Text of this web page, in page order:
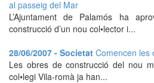
al passeig del Mar
L’Ajuntament de Palamós ha
construcció d’un nou col•lector i...
28/06/2007 - Societat Comencen les
Les obres de construcció del nou
col•legi Vila-romà ja han...